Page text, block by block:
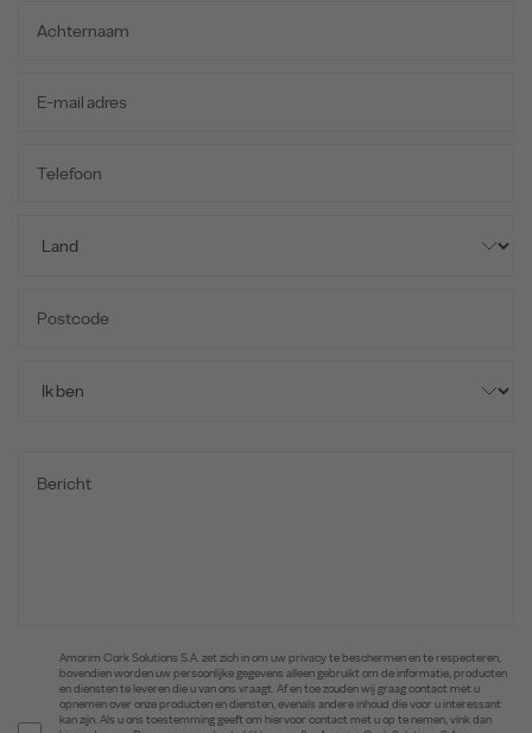
Amorim Cork Solutions S.A. zet zich in om uw privacy te beschermen en te respecteren,
bovendien worden uw persoonlijke gegevens alleen gebruikt om de informatie, producten
en diensten te leveren die u van ons vraagt. Af en toe zouden wij graag contact met u
opnemen over onze producten en diensten, evenals andere inhoud die voor u interessant
kan zijn. Als u ons toestemming geeft om hiervoor contact met u op te nemen, vink dan